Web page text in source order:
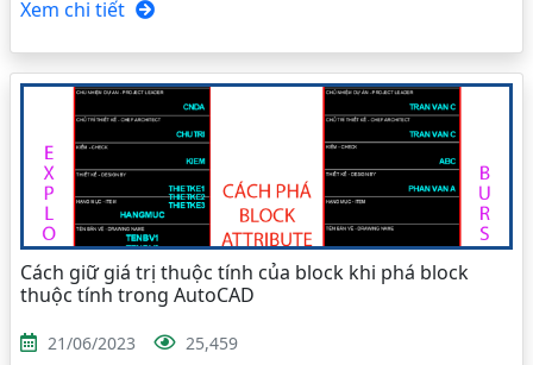
Xem chi tiết
Cách giữ giá trị thuộc tính của block khi phá block
thuộc tính trong AutoCAD
21/06/2023 25,459